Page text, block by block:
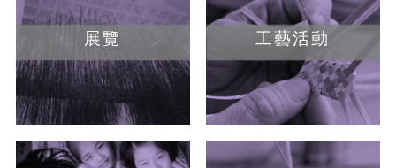
展覽 工藝活動